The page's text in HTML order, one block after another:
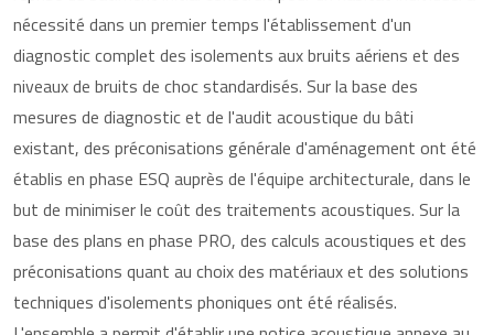
nécessité dans un premier temps l'établissement d'un
diagnostic complet des isolements aux bruits aériens et des
niveaux de bruits de choc standardisés. Sur la base des
mesures de diagnostic et de l'audit acoustique du bâti
existant, des préconisations générale d'aménagement ont été
établis en phase ESQ auprès de l'équipe architecturale, dans le
but de minimiser le coût des traitements acoustiques. Sur la
base des plans en phase PRO, des calculs acoustiques et des
préconisations quant au choix des matériaux et des solutions
techniques d'isolements phoniques ont été réalisés.